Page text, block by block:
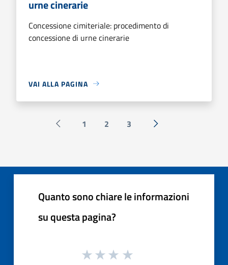
urne cinerarie
Concessione cimiteriale: procedimento di
concessione di urne cinerarie
VAI ALLA PAGINA
Pagina precedente
1 2 3 Successiva »
Quanto sono chiare le informazioni
su questa pagina?